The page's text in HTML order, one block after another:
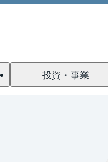
投資・事業